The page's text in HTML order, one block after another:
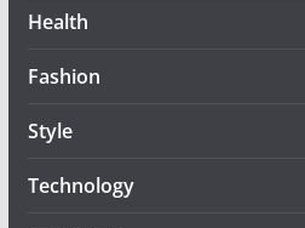
Health
Fashion
Style
Technology